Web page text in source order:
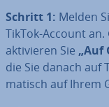
Schritt 1: Melden
TikTok-Account an.
ak­ti­vie­ren Sie „Auf
die Sie danach
ma­tisch auf Ihrem